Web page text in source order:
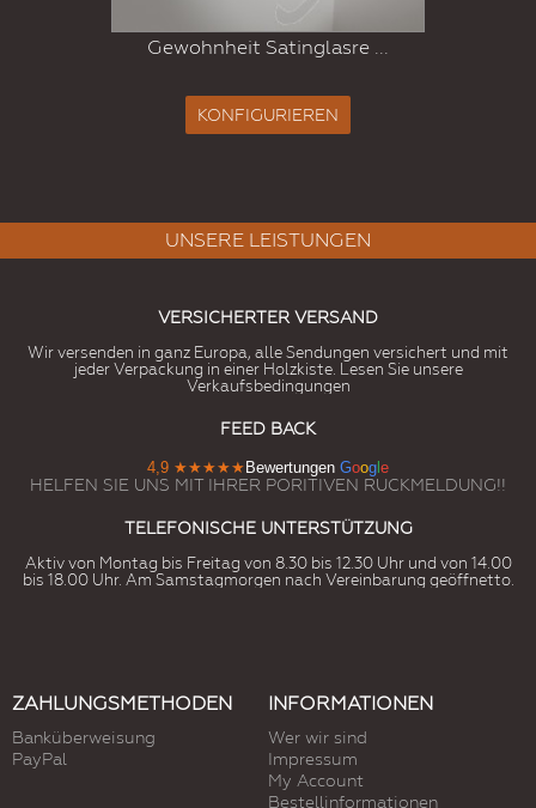
Gewohnheit Satinglasre ...
KONFIGURIEREN
UNSERE LEISTUNGEN
VERSICHERTER VERSAND
Wir versenden in ganz Europa, alle Sendungen versichert und mit
jeder Verpackung in einer Holzkiste. Lesen Sie unsere
Verkaufsbedingungen
FEED BACK
4,9 ★★★★★ Bewertungen Goog e
HELFEN SIE UNS MIT IHRER PORITIVEN RUCKMELDUNG!!
TELEFONISCHE UNTERSTÜTZUNG
Aktiv von Montag bis Freitag von 8.30 bis 12.30 Uhr und von 14.00
bis 18.00 Uhr. Am Samstagmorgen nach Vereinbarung geöffnetto.
ZAHLUNGSMETHODEN
Banküberweisung
PayPal
INFORMATIONEN
Wer wir sind
Impressum
My Account
Bestellinformationen